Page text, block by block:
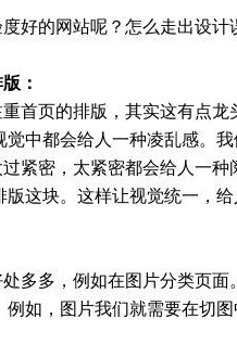
好的网站呢？怎么走出设计
：
首页的排版，其实这有点
中都会给人一种凌乱感。
紧密，太紧密都会给人一
这块。这样让视觉统一，给
多多，例如在图片分类页
如，图片我们就需要在切